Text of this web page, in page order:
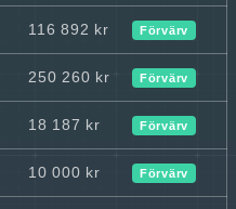
116 892 kr Förvärv
250 260 kr Förvärv
18 187 kr Förvärv
10 000 kr Förvärv